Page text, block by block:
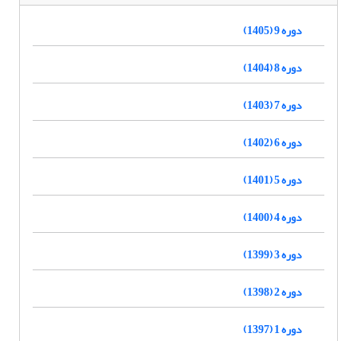
دوره 9 (1405)
دوره 8 (1404)
دوره 7 (1403)
دوره 6 (1402)
دوره 5 (1401)
دوره 4 (1400)
دوره 3 (1399)
دوره 2 (1398)
دوره 1 (1397)